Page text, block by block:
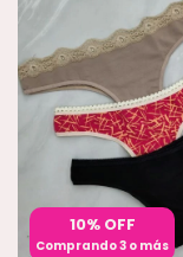
10% OFF
Comprando 3 o más